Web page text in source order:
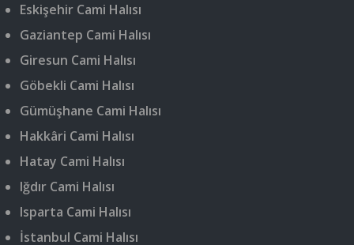
Eskişehir Cami Halısı
Gaziantep Cami Halısı
Giresun Cami Halısı
Göbekli Cami Halısı
Gümüşhane Cami Halısı
Hakkâri Cami Halısı
Hatay Cami Halısı
Iğdır Cami Halısı
Isparta Cami Halısı
İstanbul Cami Halısı